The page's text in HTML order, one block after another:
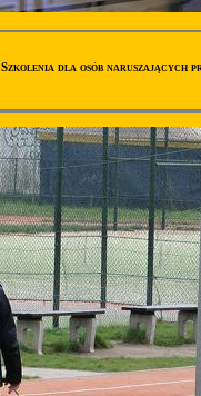
Szkolenia dla osób naruszających